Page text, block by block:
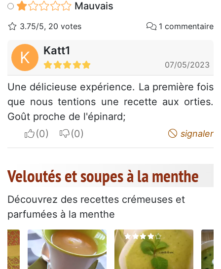
Mauvais
3.75/5, 20 votes 1 commentaire
K Katt1
07/05/2023
Une délicieuse expérience. La première fois
que nous tentions une recette aux orties.
Goût proche de l'épinard;
I apreciateI do not appreciate signaler
Veloutés et soupes à la menthe
Découvrez des recettes crémeuses et
parfumées à la menthe